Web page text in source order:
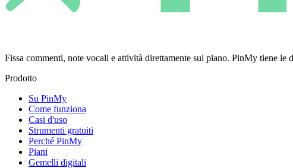
Fissa commenti, note vocali e attività direttamente sul piano. PinMy tiene
Prodotto
Su PinMy
Come funziona
Casi d'uso
Strumenti gratuiti
Perché PinMy
Piani
Gemelli digitali